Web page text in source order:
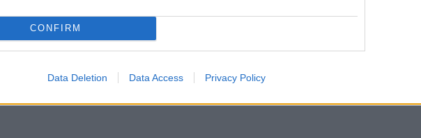
CONFIRM
Data Deletion Data Access Privacy Policy